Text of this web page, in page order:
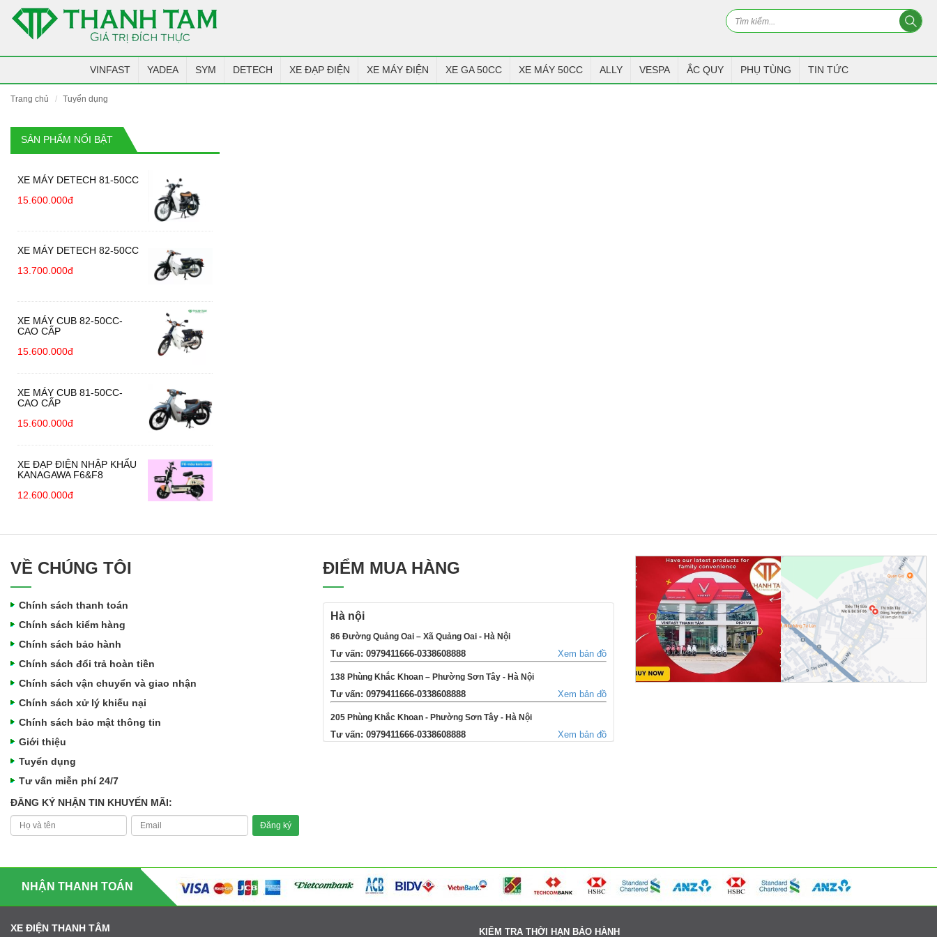
VINFAST YADEA SYM DETECH XE ĐẠP ĐIỆN XE MÁY ĐIỆN XE GA 50CC XE MÁY 50CC ALLY VESPA ẮC QUY PHỤ TÙNG TIN TỨC
trang chủ tuyển dụng
SẢN PHẨM NỔI BẬT
XE MÁY DETECH 81-50CC
15.600.000đ
XE MÁY DETECH 82-50CC
13.700.000đ
XE MÁY CUB 82-50CC-
CAO CẤP
15.600.000đ
XE MÁY CUB 81-50CC-
CAO CẤP
15.600.000đ
XE ĐẠP ĐIỆN NHẬP KHẨU
KANAGAWA F6&F8
12.600.000đ
VỀ CHÚNG TÔI
Chính sách thanh toán
Chính sách kiểm hàng
Chính sách bảo hành
Chính sách đổi trả hoàn tiền
Chính sách vận chuyển và giao nhận
Chính sách xử lý khiếu nại
Chính sách bảo mật thông tin
Giới thiệu
Tuyển dụng
Tư vấn miễn phí 24/7
ĐĂNG KÝ NHẬN TIN KHUYẾN MÃI:
ĐIỂM MUA HÀNG
Hà nội
86 Đường Quảng Oai – Xã Quảng Oai - Hà Nội
Tư vấn: 0979411666-0338608888 Xem bản đồ
138 Phùng Khắc Khoan – Phường Sơn Tây - Hà Nội
Tư vấn: 0979411666-0338608888 Xem bản đồ
205 Phùng Khắc Khoan - Phường Sơn Tây - Hà Nội
Tư vấn: 0979411666-0338608888 Xem bản đồ
Cụm 6 - Thị Trấn Liên Quan - Thạch Thất - Hà Nội
Tư vấn: 0979411666-0338608888 Xem bản đồ
NHẬN THANH TOÁN
XE ĐIỆN THANH TÂM KIỂM TRA THỜI HẠN BẢO HÀNH